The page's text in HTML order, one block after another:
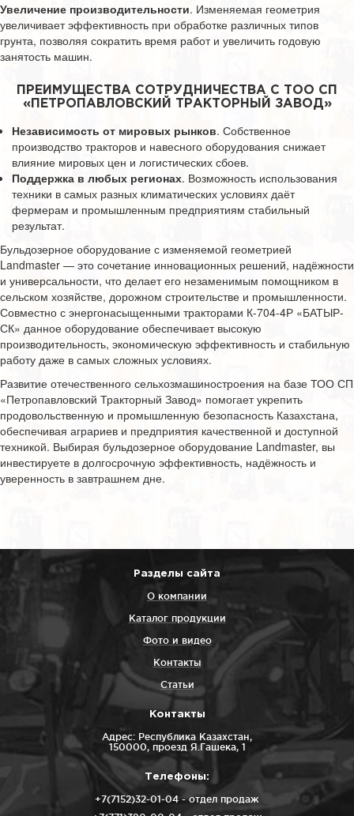
Увеличение производительности. Изменяемая геометрия
увеличивает эффективность при обработке различных типов
грунта, позволяя сократить время работ и увеличить годовую
занятость машин.
ПРЕИМУЩЕСТВА СОТРУДНИЧЕСТВА С ТОО СП
«ПЕТРОПАВЛОВСКИЙ ТРАКТОРНЫЙ ЗАВОД»
Независимость от мировых рынков. Собственное
производство тракторов и навесного оборудования снижает
влияние мировых цен и логистических сбоев.
Поддержка в любых регионах. Возможность использования
техники в самых разных климатических условиях даёт
фермерам и промышленным предприятиям стабильный
результат.
Бульдозерное оборудование с изменяемой геометрией
Landmaster — это сочетание инновационных решений, надёжности
и универсальности, что делает его незаменимым помощником в
сельском хозяйстве, дорожном строительстве и промышленности.
Совместно с энергонасыщенными тракторами К-704-4Р «БАТЫР-
СК» данное оборудование обеспечивает высокую
производительность, экономическую эффективность и стабильную
работу даже в самых сложных условиях.
Развитие отечественного сельхозмашиностроения на базе ТОО СП
«Петропавловский Тракторный Завод» помогает укрепить
продовольственную и промышленную безопасность Казахстана,
обеспечивая аграриев и предприятия качественной и доступной
техникой. Выбирая бульдозерное оборудование Landmaster, вы
инвестируете в долгосрочную эффективность, надёжность и
уверенность в завтрашнем дне.
Разделы сайта
О компании
Каталог продукции
Фото и видео
Контакты
Статьи
Контакты
Адрес: Республика Казахстан,
150000, проезд Я.Гашека, 1
Телефоны:
+7(7152)32-01-04 - отдел продаж